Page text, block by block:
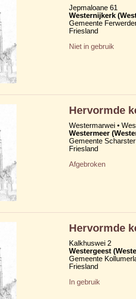
Jepmaloane 61
Westernijkerk
Gemeente
Friesland
Niet in gebruik
Hervormde
Westermarwei •
Westermeer
Gemeente
Friesland
Afgebroken
Hervormde
Kalkhuswei 2
Westergeest
Gemeente
Friesland
In gebruik